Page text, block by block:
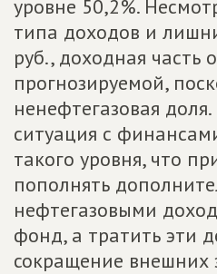
уровне 50,2%.
типа доходов и
руб., доходная часть
прогнозируемой,
ненефтегазовая
ситуация с
такого уровня, что
пополнять
нефтегазовыми
фонд, а тратить эти
сокращение внешних